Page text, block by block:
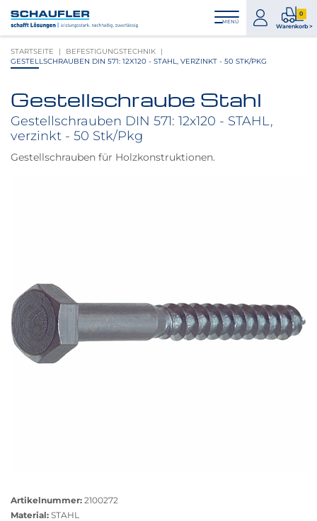
Inhalt
Hauptnavigation
Footernavigation
Logo
Schaufler
verlinkt
zur
MENÜ
zum
Konto
0
Warenkorb >
0
STARTSEITE
BEFESTIGUNGSTECHNIK
GESTELLSCHRAUBEN DIN 571: 12X120 - STAHL, VERZINKT - 50 STK/PKG
Produktbilder
Gestellschraube Stahl
Gestellschrauben DIN 571: 12x120 - STAHL,
verzinkt - 50 Stk/Pkg
Gestellschrauben für Holzkonstruktionen.
anzeigen
Artikelnummer: 2100272
Material: STAHL